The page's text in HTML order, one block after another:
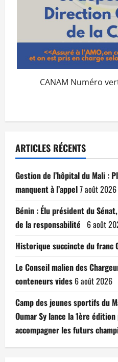
CANAM Numéro
ARTICLES RÉCENTS
Gestion de l’hôpital du Mali :
manquent à l’appel7 août 2026
Bénin : Élu président du
de la responsabilité 6 août
Historique succincte du franc
Le Conseil malien des
conteneurs vides 6 août 2026
Camp des jeunes sportifs du
Oumar Sy lance la 1ère
accompagner les futurs